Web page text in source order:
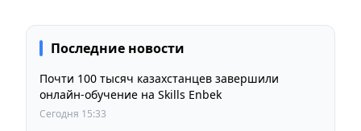
Последние новости
Почти 100 тысяч казахстанцев завершили
онлайн-обучение на Skills Enbek
Сегодня 15:33